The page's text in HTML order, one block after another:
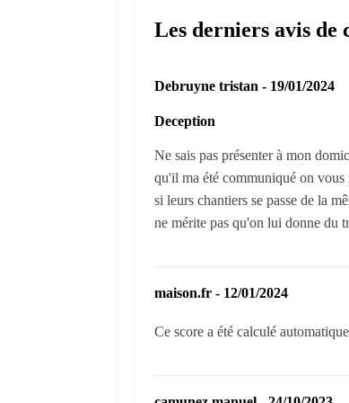
Les derniers avis de
Debruyne tristan - 19/01/2024
Deception
Ne sais pas présenter à mon
qu'il ma été communiqué on vous
si leurs chantiers se passe de la
ne mérite pas qu'on lui donne du
maison.fr - 12/01/2024
Ce score a été calculé